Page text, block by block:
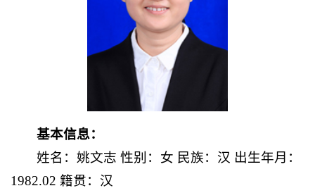
基本信息：
姓名：姚文志 性别：女 民族：汉 出生年月：
1982.02 籍贯：汉